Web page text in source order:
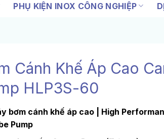
PHỤ KIỆN INOX CÔNG NGHIỆP
Cánh Khế Áp Cao
HLP3S-60
bơm cánh khế áp cao | High
Pump